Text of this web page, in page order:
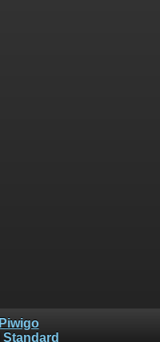
Piwigo
Standard